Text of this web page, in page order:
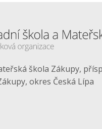
škola Zákupy,
okres Česká Lípa